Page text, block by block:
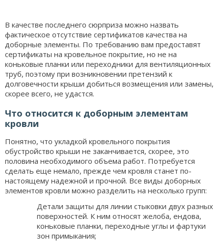
В качестве последнего сюрприза можно назвать
фактическое отсутствие сертификатов качества на
доборные элементы. По требованию вам предоставят
сертификаты на кровельное покрытие, но не на
коньковые планки или переходники для вентиляционных
труб, поэтому при возникновении претензий к
долговечности крыши добиться возмещения или замены,
скорее всего, не удастся.
Что относится к доборным элементам
кровли
Понятно, что укладкой кровельного покрытия
обустройство крыши не заканчивается, скорее, это
половина необходимого объема работ. Потребуется
сделать еще немало, прежде чем кровля станет по-
настоящему надежной и прочной. Все виды доборных
элементов кровли можно разделить на несколько групп:
Детали защиты для линии стыковки двух разных
поверхностей. К ним относят желоба, ендова,
коньковые планки, переходные углы и фартуки
зон примыкания;